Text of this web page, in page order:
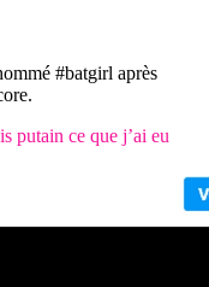
#batgirl après
putain ce que j’ai eu